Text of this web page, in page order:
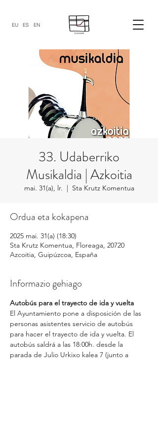
EU ES EN
33. Udaberriko
Musikaldia | Azkoitia
mai. 31(a), lr.
  |
Sta Krutz Komentua
Ordua eta kokapena
2025 mai. 31(a) (18:30)
Sta Krutz Komentua, Floreaga, 20720
Azcoitia, Guipúzcoa, España
Informazio gehiago
Autobús para el trayecto de ida y vuelta
El Ayuntamiento pone a disposición de las
personas asistentes servicio de autobús
para hacer el trayecto de ida y vuelta. El
autobús saldrá a las 18:00h. desde la
parada de Julio Urkixo kalea 7 (junto a